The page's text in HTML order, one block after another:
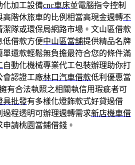
化加工設備cnc車床並電腦指令控制
階休旅車的比例相當高現金週轉不
潔隊或環保局網路市場。文山區借款
低借款方便中山區當舖提供精品名牌
單還款輕鬆無負擔最符合您的條件滿
自動化機械專業代工包裝辦理助你打
會認證工廠林口汽車借款低利優惠當
有合法執照之相關執信用瑕疵者可
具批發有多樣化燈飾款式好貸過借
程透明可辦理週轉需求新店機車借
申請桃園當鋪借錢。